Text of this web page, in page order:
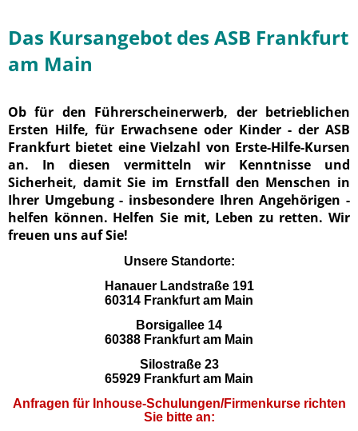
Das Kursangebot des ASB Frankfurt
am Main
Ob für den Führerscheinerwerb, der betrieblichen
Ersten Hilfe, für Erwachsene oder Kinder - der ASB
Frankfurt bietet eine Vielzahl von Erste-Hilfe-Kursen
an. In diesen vermitteln wir Kenntnisse und
Sicherheit, damit Sie im Ernstfall den Menschen in
Ihrer Umgebung - insbesondere Ihren Angehörigen -
helfen können. Helfen Sie mit, Leben zu retten. Wir
freuen uns auf Sie!
Unsere Standorte:
Hanauer Landstraße 191
60314 Frankfurt am Main
Borsigallee 14
60388 Frankfurt am Main
Silostraße 23
65929 Frankfurt am Main
Anfragen für Inhouse-Schulungen/Firmenkurse richten
Sie bitte an: